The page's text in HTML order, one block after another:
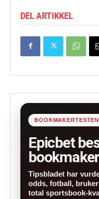
DEL ARTIKKEL
Epicbet
Tipsbladet har
odds, fotball,
total sportsbook-